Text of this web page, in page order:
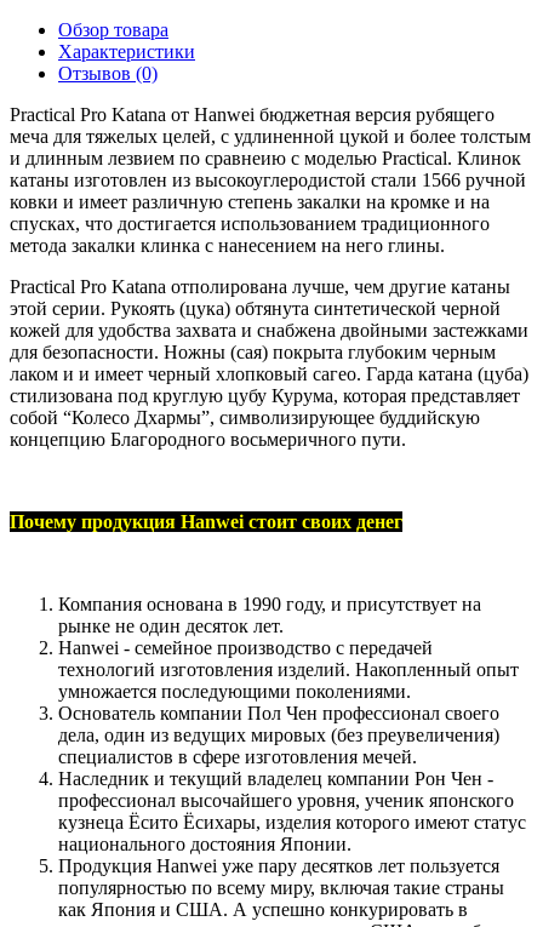
Обзор товара
Характеристики
Отзывов (0)
Practical Pro Katana от Hanwei бюджетная версия рубящего
меча для тяжелых целей, с удлиненной цукой и более толстым
и длинным лезвием по сравнеию с моделью Practical. Клинок
катаны изготовлен из высокоуглеродистой стали 1566 ручной
ковки и имеет различную степень закалки на кромке и на
спусках, что достигается использованием традиционного
метода закалки клинка с нанесением на него глины.
Practical Pro Katana отполирована лучше, чем другие катаны
этой серии. Рукоять (цука) обтянута синтетической черной
кожей для удобства захвата и снабжена двойными застежками
для безопасности. Ножны (сая) покрыта глубоким черным
лаком и и имеет черный хлопковый сагео. Гарда катана (цуба)
стилизована под круглую цубу Курума, которая представляет
собой “Колесо Дхармы”, символизирующее буддийскую
концепцию Благородного восьмеричного пути.
Почему продукция Hanwei стоит своих денег
Компания основана в 1990 году, и присутствует на
рынке не один десяток лет.
Hanwei - семейное производство с передачей
технологий изготовления изделий. Накопленный опыт
умножается последующими поколениями.
Основатель компании Пол Чен профессионал своего
дела, один из ведущих мировых (без преувеличения)
специалистов в сфере изготовления мечей.
Наследник и текущий владелец компании Рон Чен -
профессионал высочайшего уровня, ученик японского
кузнеца Ёсито Ёсихары, изделия которого имеют статус
национального достояния Японии.
Продукция Hanwei уже пару десятков лет пользуется
популярностью по всему миру, включая такие страны
как Япония и США. А успешно конкурировать в